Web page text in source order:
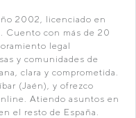
2002, licenciado en
Cuento con más de 20
legal
y comunidades de
clara y comprometida.
(Jaén), y ofrezco
Atiendo asuntos en
el resto de España.